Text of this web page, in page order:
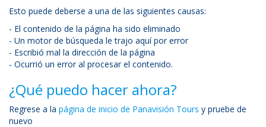
Esto puede deberse a una de las siguientes causas:
- El contenido de la página ha sido eliminado
- Un motor de búsqueda le trajo aquí por error
- Escribió mal la dirección de la página
- Ocurrió un error al procesar el contenido.
¿Qué puedo hacer ahora?
Regrese a la página de inicio de Panavisión Tours y pruebe de
nuevo